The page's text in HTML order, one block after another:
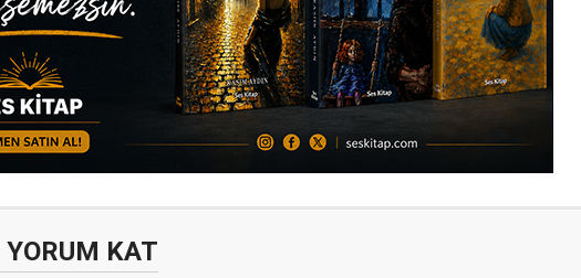
YORUM KAT